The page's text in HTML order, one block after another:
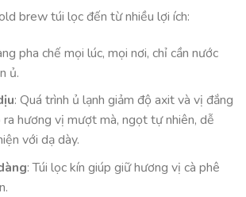
brew túi lọc đến từ nhiều lợi ích:
pha chế mọi lúc, mọi nơi, chỉ cần nước
ủ.
: Quá trình ủ lạnh giảm độ axit và vị đắng
ra hương vị mượt mà, ngọt tự nhiên, dễ
với dạ dày.
: Túi lọc kín giúp giữ hương vị cà phê